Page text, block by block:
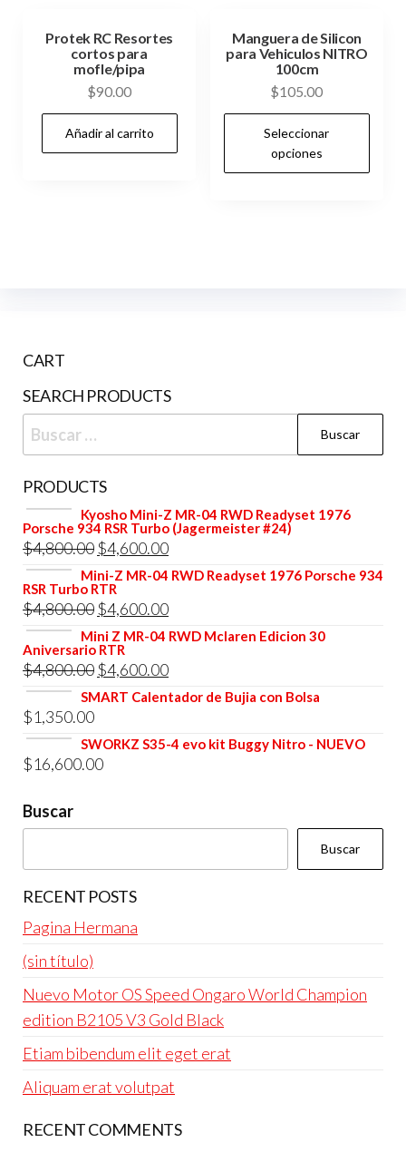
Protek RC Resortes
cortos para
mofle/pipa
$90.00
Añadir al carrito
Manguera de Silicon
para Vehiculos NITRO
100cm
$105.00
Seleccionar
opciones
de
CART
SEARCH PRODUCTS
Buscar:
PRODUCTS
Kyosho Mini-Z MR-04 RWD Readyset 1976
Porsche 934 RSR Turbo (Jagermeister #24)
$4,800.00 El
precio
original
era:
$4,800.00.
$4,600.00El
precio
es:
Mini-Z MR-04 RWD Readyset 1976 Porsche 934
RSR Turbo RTR
$4,800.00 El
precio
original
era:
$4,600.00El
precio
es:
$4,600.00.
Mini Z MR-04 RWD Mclaren Edicion 30
Aniversario RTR
$4,800.00 El
precio
era:
$4,800.00.
$4,600.00El
precio
es:
SMART Calentador de Bujia con Bolsa
$1,350.00
SWORKZ S35-4 evo kit Buggy Nitro - NUEVO
$16,600.00
Buscar
Buscar
RECENT POSTS
Pagina Hermana
(sin título)
Nuevo Motor OS Speed Ongaro World Champion
edition B2105 V3 Gold Black
Etiam bibendum elit eget erat
Aliquam erat volutpat
RECENT COMMENTS